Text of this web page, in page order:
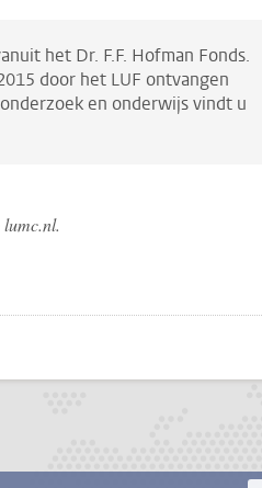
het Dr. F.F. Hofman Fonds.
door het LUF ontvangen
en onderwijs vindt u